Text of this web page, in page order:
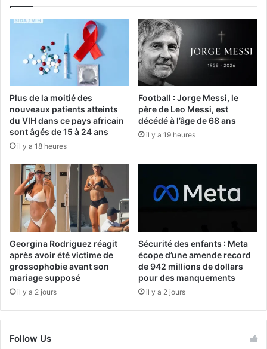
Plus de la moitié des
nouveaux patients atteints
du VIH dans ce pays africain
sont âgés de 15 à 24 ans
il y a 18 heures
Football : Jorge Messi, le
père de Leo Messi, est
décédé à l’âge de 68 ans
il y a 19 heures
Georgina Rodriguez réagit
après avoir été victime de
grossophobie avant son
mariage supposé
il y a 2 jours
Sécurité des enfants : Meta
écope d’une amende record
de 942 millions de dollars
pour des manquements
il y a 2 jours
Follow Us